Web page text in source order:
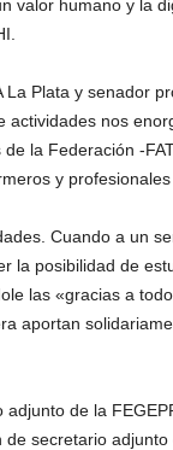
valor humano y la
La Plata y senador
actividades nos
la Federación -
y
Cuando a un
la posibilidad de
las «gracias a
aportan
de la
de secretario